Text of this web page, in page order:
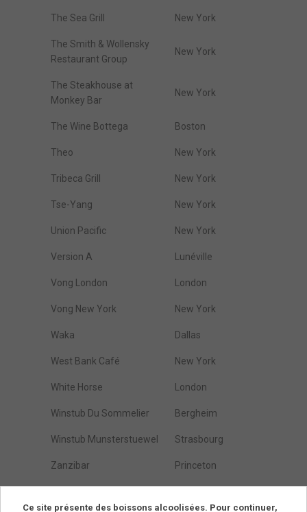
The Sea Grill New York
The Smith & Wollensky
Restaurant Group
New York
The Steakhouse at
Monkey Bar
New York
The Wine Bottega Boston
Theo New York
Tribeca Grill New York
Tse-Yang New York
Union Pacific New York
Version A Lunéville
Vong London London
Vong New York New York
Waka Dallas
West Bank Café New York
White Horse London
Winstub Du Sommelier Bergheim
Winstub Munsterstuewel Strasbourg
Zanzibar Princeton
Ce site présente des boissons alcoolisées. Pour continuer,